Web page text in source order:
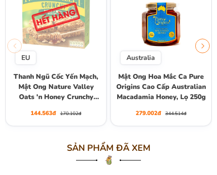
EU
Thanh Ngũ Cốc Yến Mạch,
Mật Ong Nature Valley
Oats 'n Honey Crunchy
Thanh (5 Gói) , Hộp 210g
144.563đ 170.102đ
Australia
Mật Ong Hoa Mắc Ca Pure
Origins Cao Cấp Australian
Macadamia Honey, Lọ 250g
279.002đ 344.514đ
SẢN PHẨM ĐÃ XEM